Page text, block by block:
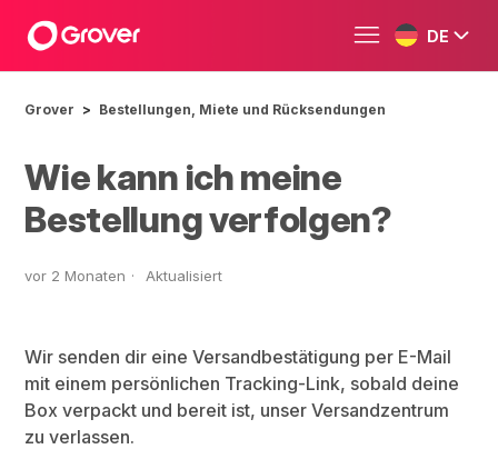
DE
Grover Bestellungen, Miete und Rücksendungen
Wie kann ich meine
Bestellung verfolgen?
vor 2 Monaten Aktualisiert
Wir senden dir eine Versandbestätigung per E-Mail
mit einem persönlichen Tracking-Link, sobald deine
Box verpackt und bereit ist, unser Versandzentrum
zu verlassen.